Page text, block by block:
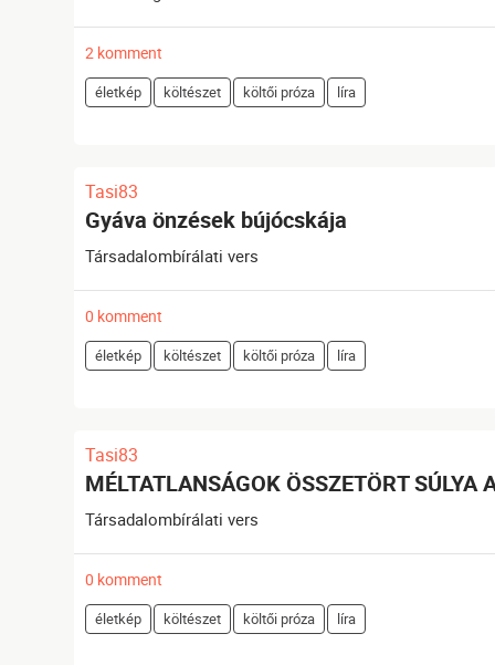
2 komment
életkép költészet költői próza líra
Tasi83
Gyáva önzések bújócskája
Társadalombírálati vers
0 komment
életkép költészet költői próza líra
Tasi83
MÉLTATLANSÁGOK ÖSSZETÖRT SÚLYA
Társadalombírálati vers
0 komment
életkép költészet költői próza líra